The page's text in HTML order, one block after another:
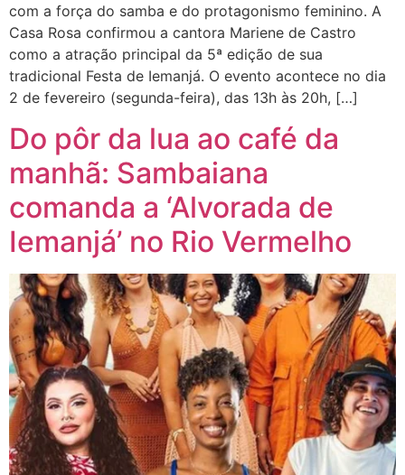
com a força do samba e do protagonismo feminino. A
Casa Rosa confirmou a cantora Mariene de Castro
como a atração principal da 5ª edição de sua
tradicional Festa de Iemanjá. O evento acontece no dia
2 de fevereiro (segunda-feira), das 13h às 20h, […]
Do pôr da lua ao café da
manhã: Sambaiana
comanda a ‘Alvorada de
Iemanjá’ no Rio Vermelho